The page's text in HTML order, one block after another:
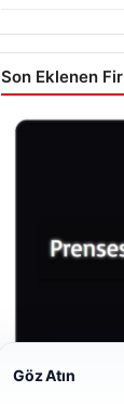
Son Eklenen
Göz Atın